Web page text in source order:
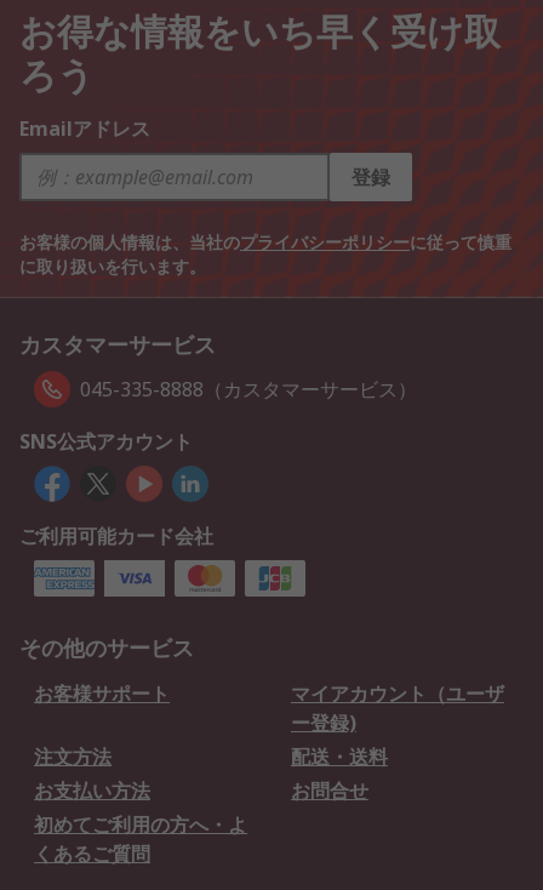
お得な情報をいち早く受け取
ろう
Emailアドレス
登録
お客様の個人情報は、当社のプライバシーポリシーに従って慎重
に取り扱いを行います。
カスタマーサービス
045-335-8888（カスタマーサービス）
SNS公式アカウント
ご利用可能カード会社
その他のサービス
お客様サポート
マイアカウント（ユーザ
ー登録)
注文方法
配送・送料
お支払い方法
お問合せ
初めてご利用の方へ・よ
くあるご質問